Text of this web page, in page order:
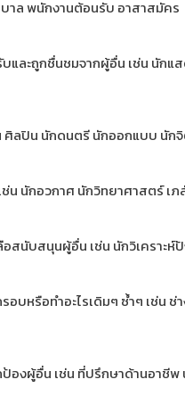
าล พนักงานต้อนรับ อาสาสมัคร
ละถูกชื่นชมจากผู้อื่น เช่น นักแ
ศิลปิน นักดนตรี นักออกแบบ นัก
นักอวกาศ นักวิทยาศาสตร์ เ
สนับสนุนผู้อื่น เช่น นักวิเคราะ
หรือทำอะไรเดิมๆ ซ้ำๆ เช่น
งผู้อื่น เช่น ที่ปรึกษาด้านอาชี